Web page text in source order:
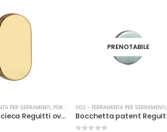
PER SERRAMENTI, PORTE
Bocchetta cieca Reguitti ovale brz
PRENOTABILE
002 - FERRAMENTA PER SERRAMENTI,